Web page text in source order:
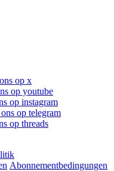
op x
op youtube
op instagram
op telegram
op threads
Abonnementbedingungen